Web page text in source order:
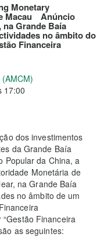
Monetary
Macau Anúncio
Grande Baía
no âmbito do
Financeira
17:00
dos investimentos
da Grande Baía
Popular da China, a
Monetária de
na Grande Baía
no âmbito de um
Financeira
as seguintes: